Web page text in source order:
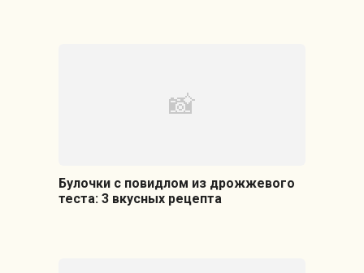
Булочки с повидлом из дрожжевого
теста: 3 вкусных рецепта